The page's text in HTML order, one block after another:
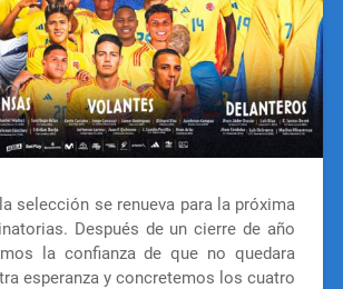
selección se renueva para la próxima
Después de un cierre de año
la confianza de que no quedara
esperanza y concretemos los cuatro